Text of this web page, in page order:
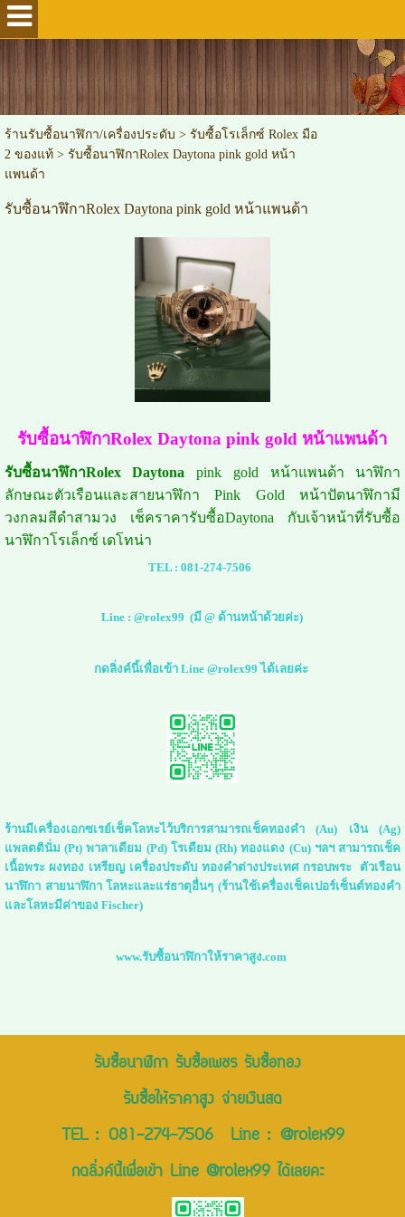
ร้านรับซื้อนาฬิกา/เครื่องประดับ > รับซื้อโรเล็กซ์ Rolex มือ
2 ของแท้> รับซื้อนาฬิกาRolex Daytona pink gold หน้า
แพนด้า
รับซื้อนาฬิกาRolex Daytona pink gold หน้าแพนด้า
รับซื้อนาฬิกาRolex Daytona pink gold หน้าแพนด้า
รับซื้อนาฬิกาRolex Daytona pink gold หน้าแพนด้า นาฬิกา
ลักษณะตัวเรือนและสายนาฬิกา Pink Gold หน้าปัดนาฬิกามี
วงกลมสีดำสามวง เช็คราคารับซื้อDaytona กับเจ้าหน้าที่รับซื้อ
นาฬิกาโรเล็กซ์ เดโทน่า
TEL : 081-274-7506
Line :@rolex99 (มี @ ด้านหน้าด้วยค่ะ)
กดลิ่งค์นี้เพื่อเข้า Line @rolex99 ได้เลยค่ะ
ร้านมีเครื่องเอกซเรย์เช็คโลหะไว้บริการสามารถเช็คทองคำ (Au) เงิน (Ag)
แพลตตินั่ม (Pt) พาลาเดียม (Pd) โรเดียม (Rh) ทองแดง (Cu) ฯลฯ สามารถเช็ค
เนื้อพระ ผงทอง เหรียญ เครื่องประดับ ทองคำต่างประเทศ กรอบพระ ตัวเรือน
นาฬิกา สายนาฬิกา โลหะและแร่ธาตุอื่นๆ (ร้านใช้เครื่องเช็คเปอร์เซ็นต์ทองคำ
และโลหะมีค่าของ Fischer)
www.รับซื้อนาฬิกาให้ราคาสูง.com
รับซื้อนาฬิกา รับซื้อเพชร รับซื้อทอง
รับซื้อให้ราคาสูง จ่ายเงินสด
TEL : 081-274-7506Line : @rolex99
กดลิ่งค์นี้เพื่อเข้า Line @rolex99 ได้เลยคะ